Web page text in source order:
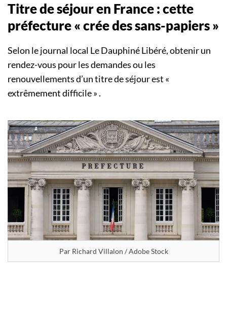
Titre de séjour en France : cette
préfecture « crée des sans-papiers »
Selon le journal local Le Dauphiné Libéré, obtenir un
rendez-vous pour les demandes ou les
renouvellements d’un titre de séjour est «
extrêmement difficile » .
Par Richard Villalon / Adobe Stock